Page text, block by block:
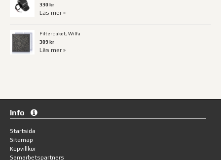
330 kr
Läs mer »
Filterpaket, Wilfa
309 kr
Läs mer »
Info
Startsida
Sitemap
Köpvillkor
Samarbetspartners